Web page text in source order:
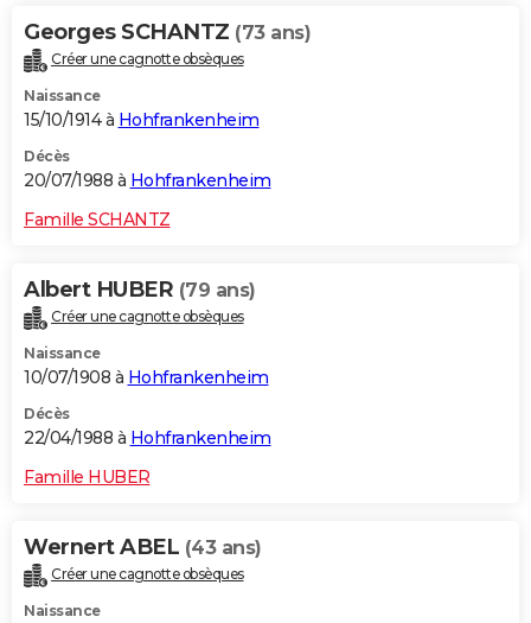
Georges SCHANTZ (73 ans)
Créer une cagnotte obsèques
Naissance
15/10/1914 à Hohfrankenheim
Décès
20/07/1988 à Hohfrankenheim
Famille SCHANTZ
Albert HUBER (79 ans)
Créer une cagnotte obsèques
Naissance
10/07/1908 à Hohfrankenheim
Décès
22/04/1988 à Hohfrankenheim
Famille HUBER
Wernert ABEL (43 ans)
Créer une cagnotte obsèques
Naissance